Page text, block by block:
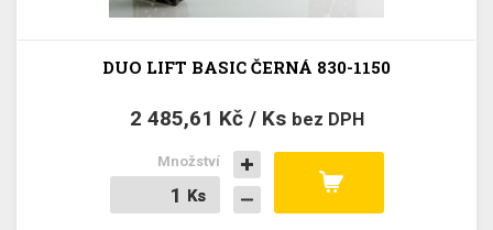
DUO LIFT BASIC ČERNÁ 830-1150
2 485,61 Kč / Ks bez DPH
Ks
Ks
Množství